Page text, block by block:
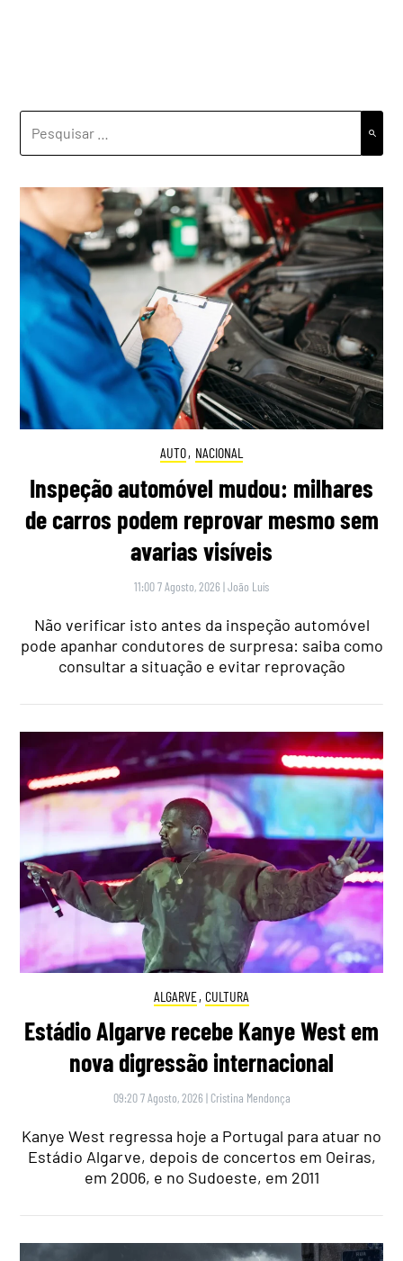
AUTO, NACIONAL
Inspeção automóvel mudou: milhares
de carros podem reprovar mesmo sem
avarias visíveis
11:00 7 Agosto, 2026 |João Luís
Não verificar isto antes da inspeção automóvel
pode apanhar condutores de surpresa: saiba como
consultar a situação e evitar reprovação
ALGARVE, CULTURA
Estádio Algarve recebe Kanye West em
nova digressão internacional
09:20 7 Agosto, 2026 | Cristina Mendonça
Kanye West regressa hoje a Portugal para atuar no
Estádio Algarve, depois de concertos em Oeiras,
em 2006, e no Sudoeste, em 2011